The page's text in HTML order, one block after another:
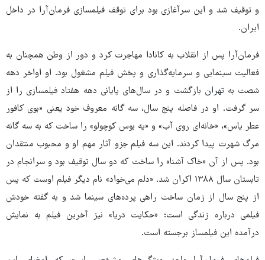
و توقیف شد و این سرآغازی بود برای توقف فیلمسازی فرمان‌آرا در داخل
ایران.
فرمان‌آرا پس از انقلاب به کانادا مهاجرت کرد و دور از وطن همچنان به
فعالیت سینمایی و سرمایه‌گذاری و پخش فیلم مشغول بود. او اواخر دهه
شصت به تهران بازگشت و در سال‌های پایانی دهه هفتاد فیلمسازی را از
سر گرفت. او در فاصله پنج سال، سه گانه معروف خود یعنی «بوی کافور
عطر یاس»، «خانه‌ای روی آب» و «یه بوس کوچولو» را ساخت که به سه گانه
مرگ شهرت پیدا کردند. این سه فیلم جزو آثار مهم او و محبوب منتقدان
بود. پس از آن «خاک آشنا» را ساخت که دو سال توقیف بود و سرانجام در
تابستان سال ۱۳۸۸ اکران شد. «دلم می‌خواد» نام دیگر فیلم اوست که پس
از پنج سال از زمان ساخت راهی پرده‌های سینما شد و به گفته خودش
فیلمی درباره زندگی است؛ «حکایت دریا» نیز آخرین فیلم به نمایش
درآمده این فیلمساز برجسته است.